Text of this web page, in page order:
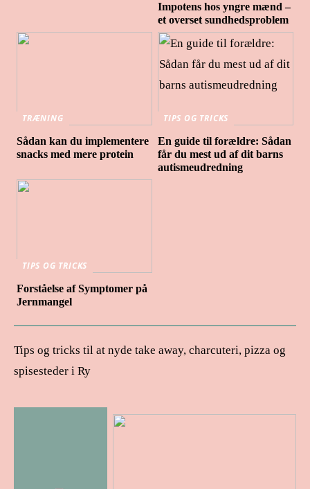
Impotens hos yngre mænd –
et overset sundhedsproblem
TRÆNING
Sådan kan du implementere
snacks med mere protein
TIPS OG TRICKS
En guide til forældre: Sådan
får du mest ud af dit barns
autismeudredning
TIPS OG TRICKS
Forståelse af Symptomer på
Jernmangel
Tips og tricks til at nyde take away, charcuteri, pizza og
spisesteder i Ry